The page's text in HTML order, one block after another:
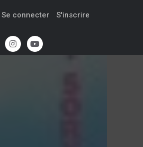
Se connecter S'inscrire